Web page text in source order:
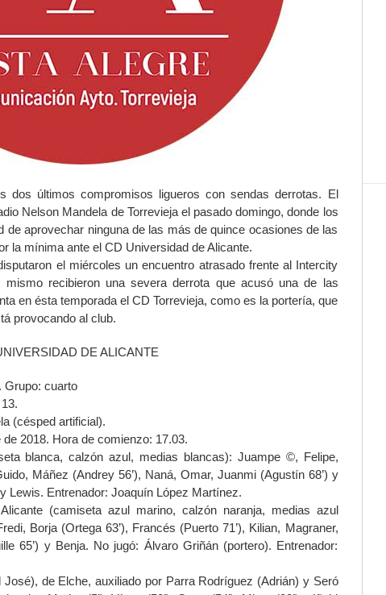
dos últimos compromisos ligueros con sendas derrotas. El
Nelson Mandela de Torrevieja el pasado domingo, donde los
de aprovechar ninguna de las más de quince ocasiones de las
la mínima ante el CD Universidad de Alicante.
el miércoles un encuentro atrasado frente al Intercity
recibieron una severa derrota que acusó una de las
en ésta temporada el CD Torrevieja, como es la portería, que
provocando al club.
DE ALICANTE
Grupo: cuarto
(césped artificial).
2018. Hora de comienzo: 17.03.
blanca, calzón azul, medias blancas): Juampe ©, Felipe,
Máñez (Andrey 56’), Naná, Omar, Juanmi (Agustín 68’) y
Lewis. Entrenador: Joaquín López Martínez.
(camiseta azul marino, calzón naranja, medias azul
Borja (Ortega 63’), Francés (Puerto 71’), Kilian, Magraner,
65’) y Benja. No jugó: Álvaro Griñán (portero). Entrenador:
de Elche, auxiliado por Parra Rodríguez (Adrián) y Seró